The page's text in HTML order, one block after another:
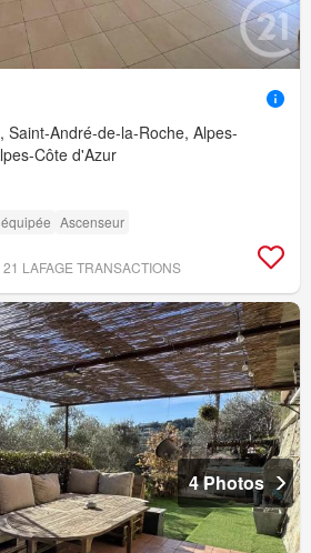
Saint-André-de-la-Roche, Alpes-
Côte d'Azur
Ascenseur
LAFAGE TRANSACTIONS
4 Photos